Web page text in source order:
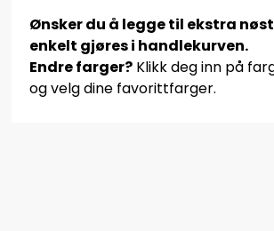
Ønsker du å legge til ekstra
enkelt gjøres i handlekurven.
Endre farger? Klikk deg inn på
og velg dine favorittfarger.